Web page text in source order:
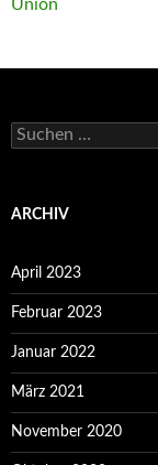
Union
Suchen
nach:
ARCHIV
April 2023
Februar 2023
Januar 2022
März 2021
November 2020